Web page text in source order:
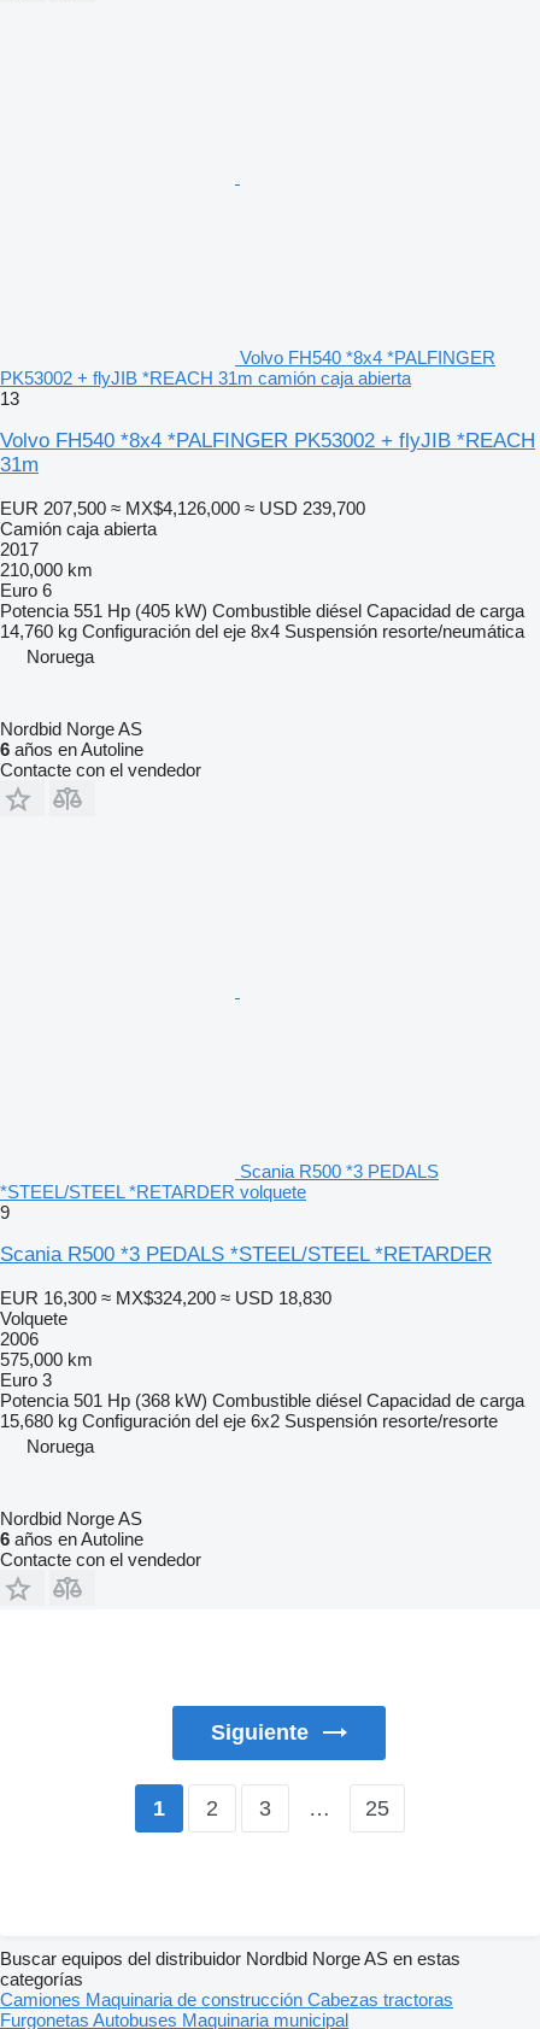
Volvo FH540 *8x4 *PALFINGER
PK53002 + flyJIB *REACH 31m camión caja abierta
13
Volvo FH540 *8x4 *PALFINGER PK53002 + flyJIB *REACH
31m
EUR 207,500 ≈ MX$4,126,000 ≈ USD 239,700
Camión caja abierta
2017
210,000 km
Euro 6
Potencia 551 Hp (405 kW) Combustible diésel Capacidad de carga
14,760 kg Configuración del eje 8x4 Suspensión resorte/neumática
Noruega
Nordbid Norge AS
6 años en Autoline
Contacte con el vendedor
Scania R500 *3 PEDALS
*STEEL/STEEL *RETARDER volquete
9
Scania R500 *3 PEDALS *STEEL/STEEL *RETARDER
EUR 16,300 ≈ MX$324,200 ≈ USD 18,830
Volquete
2006
575,000 km
Euro 3
Potencia 501 Hp (368 kW) Combustible diésel Capacidad de carga
15,680 kg Configuración del eje 6x2 Suspensión resorte/resorte
Noruega
Nordbid Norge AS
6 años en Autoline
Contacte con el vendedor
Siguiente
1 2 3 … 25
Buscar equipos del distribuidor Nordbid Norge AS en estas
categorías
Camiones Maquinaria de construcción Cabezas tractoras
Furgonetas Autobuses Maquinaria municipal